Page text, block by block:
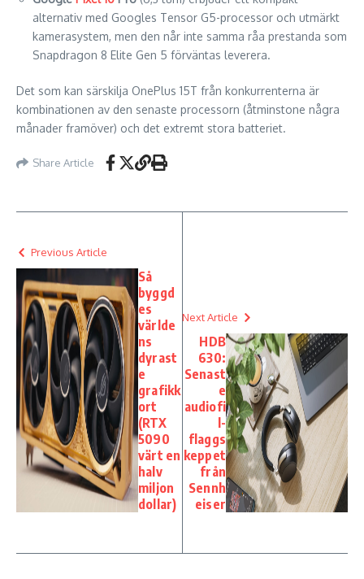
alternativ med Googles Tensor G5-processor och utmärkt
kamerasystem, men den når inte samma råa prestanda som
Snapdragon 8 Elite Gen 5 förväntas leverera.
Det som kan särskilja OnePlus 15T från konkurrenterna är
kombinationen av den senaste processorn (åtminstone några
månader framöver) och det extremt stora batteriet.
Share Article
Previous Article
Så
byggd
es
världe
ns
dyrast
e
grafikk
ort
(RTX
5090
värt en
halv
miljon
dollar)
Next Article
HDB
630:
Senast
e
audiofi
l-
flaggs
keppet
från
Sennh
eiser